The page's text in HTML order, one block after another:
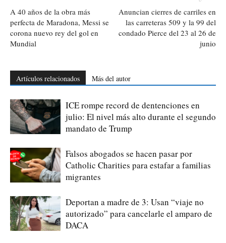
A 40 años de la obra más
perfecta de Maradona, Messi se
corona nuevo rey del gol en
Mundial
Anuncian cierres de carriles en
las carreteras 509 y la 99 del
condado Pierce del 23 al 26 de
junio
Artículos relacionados Más del autor
ICE rompe record de dentenciones en
julio: El nivel más alto durante el segundo
mandato de Trump
Falsos abogados se hacen pasar por
Catholic Charities para estafar a familias
migrantes
Deportan a madre de 3: Usan “viaje no
autorizado” para cancelarle el amparo de
DACA